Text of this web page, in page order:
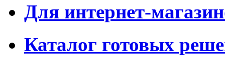
Для интернет-
Каталог готовых